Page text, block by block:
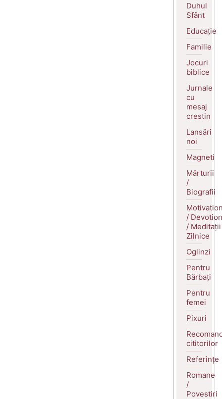
Duhul
Sfânt
Educație
Familie
Jocuri
biblice
Jurnale
cu
mesaj
crestin
Lansări
noi
Magneti
Mărturii
/
Biografii
/
/ Meditații
Zilnice
Oglinzi
Pentru
Bărbați
Pentru
femei
Pixuri
cititorilor
Referințe
Romane
/
Povestiri